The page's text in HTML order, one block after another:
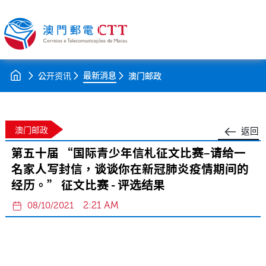
公开资讯 最新消息 澳门邮政
返回
澳门邮政
第五十届 “国际青少年信札征文比赛–请给一
名家人写封信，谈谈你在新冠肺炎疫情期间的
经历。” 征文比赛 - 评选结果
08/10/2021 2:21 AM